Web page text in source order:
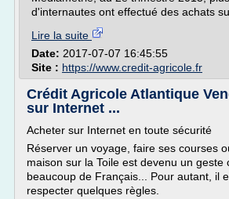
d'internautes ont effectué des achats
Lire la suite
Date: 2017-07-07 16:45:55
Site : https://www.credit-agricole.fr
Crédit Agricole Atlantique
sur Internet ...
Acheter sur Internet en toute sécurité
Réserver un voyage, faire ses courses
maison sur la Toile est devenu un geste
beaucoup de Français... Pour autant, il
respecter quelques règles.